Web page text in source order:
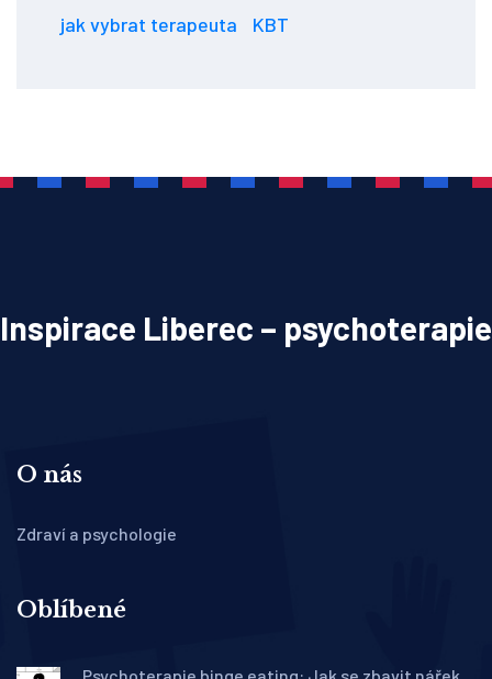
jak vybrat terapeuta
KBT
Inspirace Liberec – psychoterapie
O nás
Zdraví a psychologie
Oblíbené